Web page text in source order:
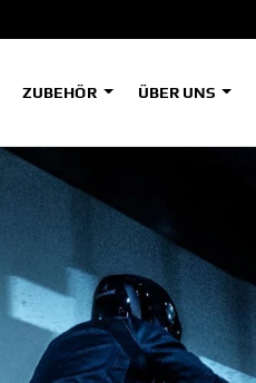
HYPER NAKED
SPORT HERITAGE
SPORT TOURING
SUPERSPORT
ZUBEHÖR ÜBER UNS